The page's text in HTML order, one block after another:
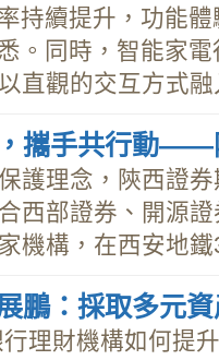
持續提升，功能
。同時，智能家
直觀的交互方式融
攜手共行動——
護理念，陝西證
西部證券、開源
機構，在西安地鐵
鵬：採取多元
理財機構如何提